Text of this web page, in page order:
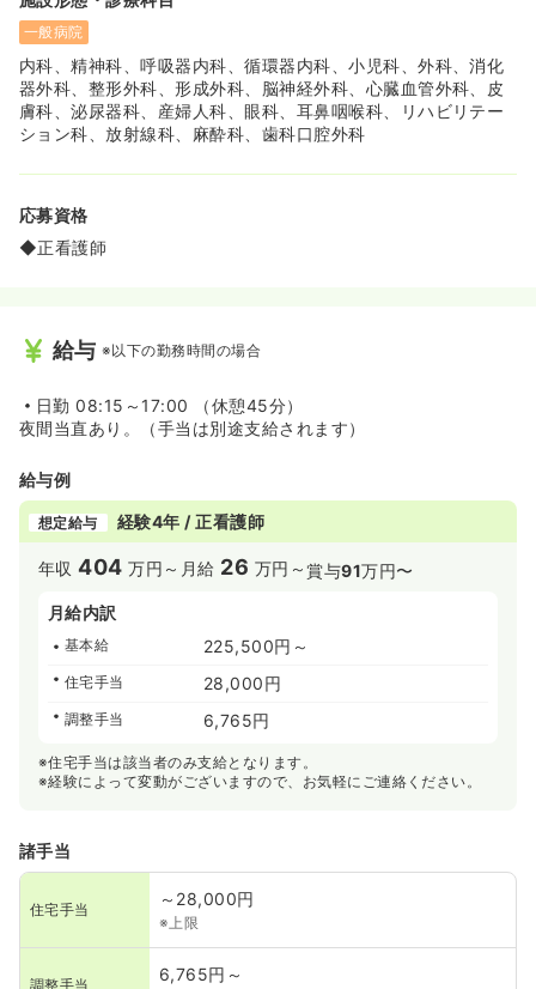
一般病院
内科、精神科、呼吸器内科、循環器内科、小児科、外科、消化
器外科、整形外科、形成外科、脳神経外科、心臓血管外科、皮
膚科、泌尿器科、産婦人科、眼科、耳鼻咽喉科、リハビリテー
ション科、放射線科、麻酔科、歯科口腔外科
応募資格
◆正看護師
給与 ※以下の勤務時間の場合
日勤 08:15～17:00 （休憩45分）
夜間当直あり。（手当は別途支給されます）
給与例
想定給与 経験4年 / 正看護師
年収404 万円～ 月給 26 万円～賞与91万円〜
月給内訳
基本給 225,500円～
住宅手当 28,000円
調整手当 6,765円
※住宅手当は該当者のみ支給となります。
※経験によって変動がございますので、お気軽にご連絡ください。
諸手当
住宅手当
～28,000円
※上限
調整手当
6,765円～